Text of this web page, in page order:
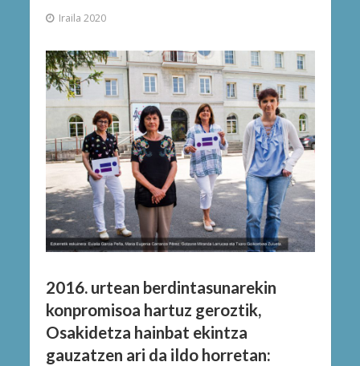
Iraila 2020
2016. urtean berdintasunarekin
konpromisoa hartuz geroztik,
Osakidetza hainbat ekintza
gauzatzen ari da ildo horretan: